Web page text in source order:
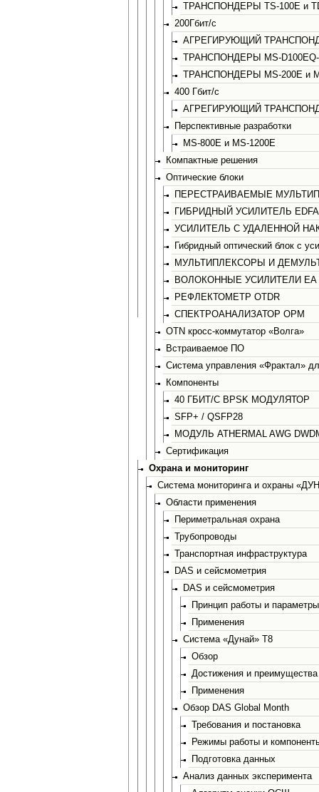
ТРАНСПОНДЕРЫ TS-100E и
200Гбит/с
АГРЕГИРУЮЩИЙ
ТРАНСПОНДЕРЫ MS-D100EQ-
ТРАНСПОНДЕРЫ MS-200E и
400 Гбит/с
АГРЕГИРУЮЩИЙ
Перспективные разработки
MS-800E и MS-1200E
Компактные решения
Оптические блоки
ПЕРЕСТРАИВАЕМЫЕ
ГИБРИДНЫЙ УСИЛИТЕЛЬ EDFA
УСИЛИТЕЛЬ C УДАЛЕННОЙ
Гибридный оптический блок с
МУЛЬТИПЛЕКСОРЫ И
ВОЛОКОННЫЕ УСИЛИТЕЛИ EA
РЕФЛЕКТОМЕТР OTDR
СПЕКТРОАНАЛИЗАТОР OPM
OTN кросс-коммутатор «Волга»
Встраиваемое ПО
Cистема управления «Фрактал»
Компоненты
40 ГБИТ/С BPSK МОДУЛЯТОР
SFP+ / QSFP28
МОДУЛЬ ATHERMAL AWG
Сертификация
Охрана и мониторинг
Система мониторинга и охраны
Области применения
Периметральная охрана
Трубопроводы
Транспортная инфраструктура
DAS и сейсмометрия
DAS и сейсмометрия
Принцип работы и
Применения
Система «Дунай» Т8
Обзор
Достижения и преимущества
Применения
Обзор DAS Global Month
Требования и постановка
Режимы работы и
Подготовка данных
Анализ данных эксперимента